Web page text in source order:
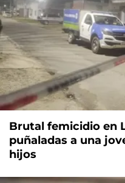
Brutal femicidio en
puñaladas a una
hijos